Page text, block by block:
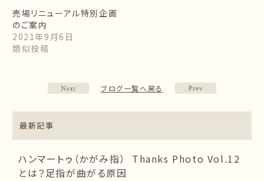
売場リニューアル特別企画
のご案内
2021年9月6日
類似投稿
ブログ一覧へ戻る
最新記事
ハンマートゥ（かがみ指）
とは？足指が曲がる原因
Thanks Photo Vol.12